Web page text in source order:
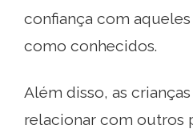
confiança com
como conhecidos.
Além disso, as
relacionar com outros